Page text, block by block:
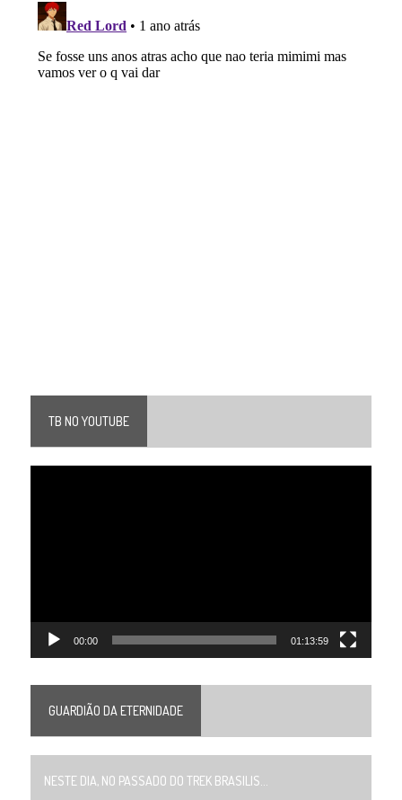
TB NO YOUTUBE
00:00 01:13:59
GUARDIÃO DA ETERNIDADE
NESTE DIA, NO PASSADO DO TREK BRASILIS...